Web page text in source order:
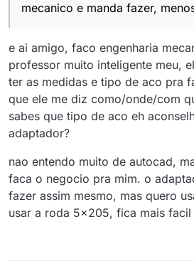
mecanico e manda fazer,
e ai amigo, faco engenharia
professor muito inteligente meu,
ter as medidas e tipo de aco pra
que ele me diz como/onde/com
sabes que tipo de aco eh
adaptador?
nao entendo muito de autocad,
faca o negocio pra mim. o
fazer assim mesmo, mas quero
usar a roda 5x205, fica mais